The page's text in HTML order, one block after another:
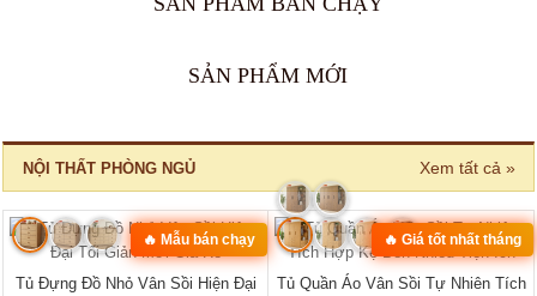
🔥 Bán chạy 2026
MÃ: 8411 MÃ: 3431
‹ ›